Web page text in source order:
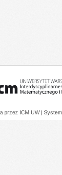
przez ICM UW |